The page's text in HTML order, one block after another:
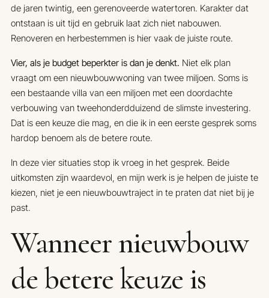
de jaren twintig, een gerenoveerde watertoren. Karakter dat
ontstaan is uit tijd en gebruik laat zich niet nabouwen.
Renoveren en herbestemmen is hier vaak de juiste route.
Vier, als je budget beperkter is dan je denkt. Niet elk plan
vraagt om een nieuwbouwwoning van twee miljoen. Soms is
een bestaande villa van een miljoen met een doordachte
verbouwing van tweehonderdduizend de slimste investering.
Dat is een keuze die mag, en die ik in een eerste gesprek soms
hardop benoem als de betere route.
In deze vier situaties stop ik vroeg in het gesprek. Beide
uitkomsten zijn waardevol, en mijn werk is je helpen de juiste te
kiezen, niet je een nieuwbouwtraject in te praten dat niet bij je
past.
Wanneer nieuwbouw
de betere keuze is